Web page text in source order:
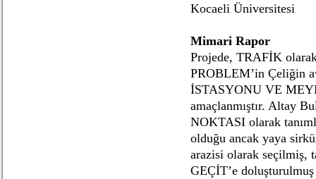
Kocaeli Üniversitesi
Mimari Rapor
Projede, TRAFİK
PROBLEM’in Çeliğin
İSTASYONU VE
amaçlanmıştır. Altay
NOKTASI olarak
olduğu ancak yaya
arazisi olarak seçilmiş,
GEÇİT’e